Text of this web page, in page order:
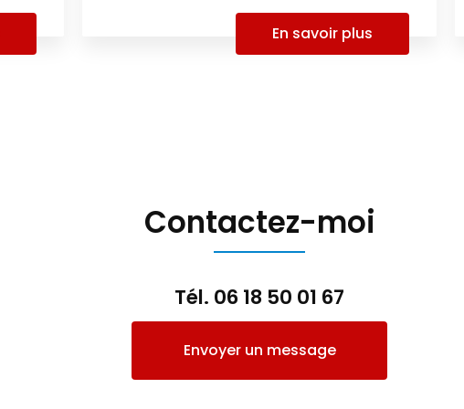
En savoir plus
Contactez-moi
Tél. 06 18 50 01 67
Envoyer un message